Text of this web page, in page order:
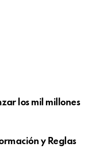
los mil millones
y Reglas